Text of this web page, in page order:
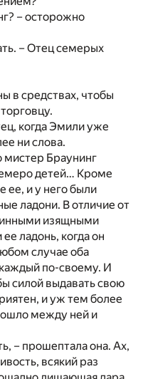
– осторожно
– Отец семерых
в средствах, чтобы
когда Эмили уже
ни слова.
мистер Браунинг
детей… Кроме
ее, и у него были
ладони. В отличие от
изящными
ладонь, когда он
случае оба
по-своему. И
силой выдавать свою
и уж тем более
между ней и
– прошептала она. Ах,
всякий раз